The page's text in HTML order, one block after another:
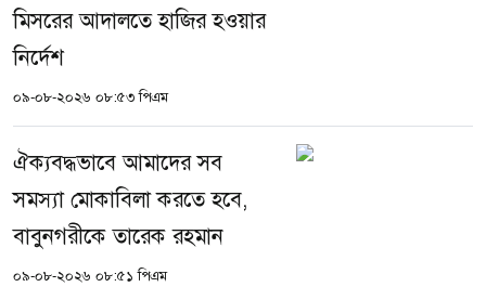
মিসরের আদালতে হাজির হওয়ার
নির্দেশ
০৯-০৮-২০২৬ ০৮:৫৩ পিএম
ঐক্যবদ্ধভাবে আমাদের সব
সমস্যা মোকাবিলা করতে হবে,
বাবুনগরীকে তারেক রহমান
০৯-০৮-২০২৬ ০৮:৫১ পিএম